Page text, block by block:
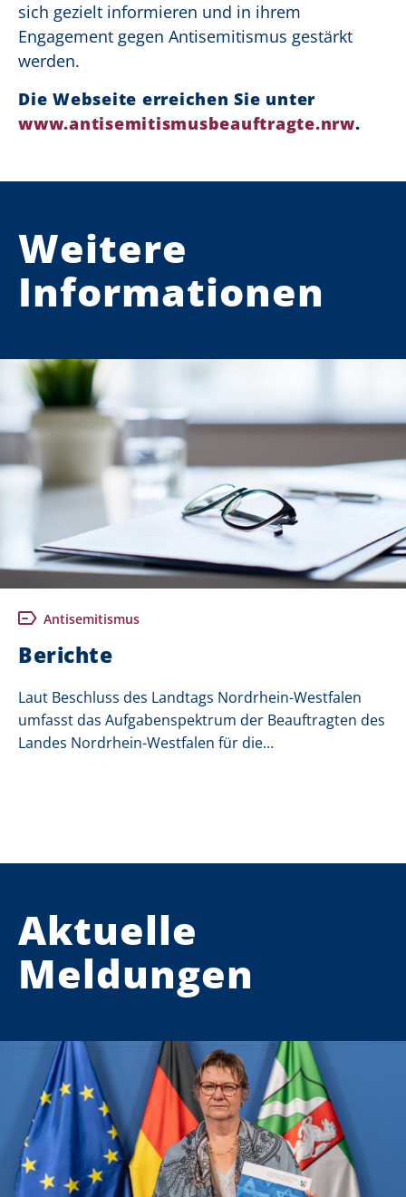
sich gezielt informieren und in ihrem
Engagement gegen Antisemitismus gestärkt
werden.
Die Webseite erreichen Sie unter
www.antisemitismusbeauftragte.nrw.
Weitere
Informationen
Antisemitismus
Berichte
Laut Beschluss des Landtags Nordrhein-Westfalen
umfasst das Aufgabenspektrum der Beauftragten des
Landes Nordrhein-Westfalen für die...
Aktuelle
Meldungen